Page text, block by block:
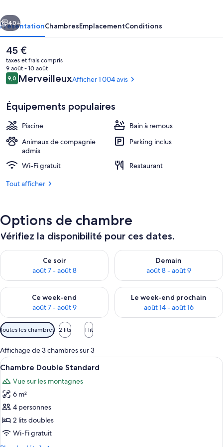
Équipement de l’hébergement
Suivant
40+
PrésentationChambresEmplacementConditions
Le
prix
actuel
est
de
45 €
taxes et frais compris
9 août - 10 août
Avis
voyageurs
9,09,0 sur 10
MerveilleuxAfficher 1 004 avis
Équipements populaires
Piscine
Bain à remous
Animaux de compagnie
admis
Parking inclus
Wi-Fi gratuit
Restaurant
Tout afficher
Options de chambre
Vérifiez la disponibilité pour ces dates.
Ce soir
août 7 - août 8
Vérifier la disponibilité pour ce soir août 7 - août 8
Demain
août 8 - août 9
Vérifier la disponibilité pour
Ce week-end
août 7 - août 9
Vérifier la disponibilité pour ce week-end août 7 - août 9
Le week-end prochain
août 14 - août 16
Vérifier la disponibilité pour
Filtres
disponibles
pour
les
chambres
Toutes les chambres 2 lits 1 lit
Affichage de 3 chambres sur 3
Afficher
toutes
les
photos
pour
ce
type
Une chambre d’hôtel avec deux
1
Chambre Double Standard
Vue sur les montagnes
6 m²
4 personnes
2 lits doubles
Wi-Fi gratuit